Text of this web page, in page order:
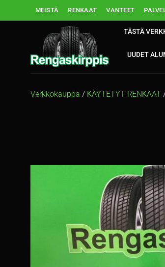
MEISTÄ RENKAAT VANTEET
TÄSTÄ
UUDET
Verkkokauppa / KÄYTETYT RENKAAT